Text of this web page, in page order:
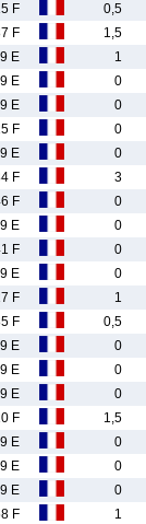
F 0,5
F 1,5
E 1
E 0
E 0
F 0
E 0
F 3
F 0
E 0
F 0
E 0
F 1
F 0,5
E 0
E 0
E 0
F 1,5
E 0
E 0
E 0
F 1